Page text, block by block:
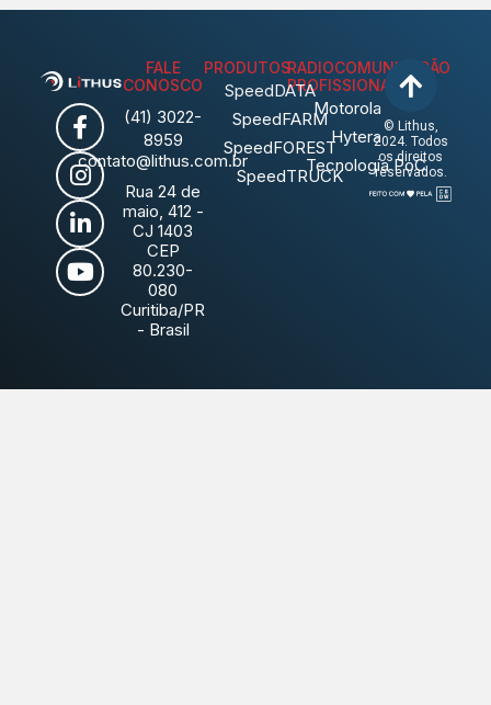
FALE
CONOSCO
(41) 3022-
8959
contato@lithus.com.br
Rua 24 de
maio, 412 -
CJ 1403
CEP
80.230-
080
Curitiba/PR
- Brasil
PRODUTOS
SpeedDATA
SpeedFARM
SpeedFOREST
SpeedTRUCK
RADIOCOMUNICAÇÃO
PROFISSIONAL
Motorola
Hytera
Tecnologia PoC
© Lithus,
2024. Todos
os direitos
reservados.